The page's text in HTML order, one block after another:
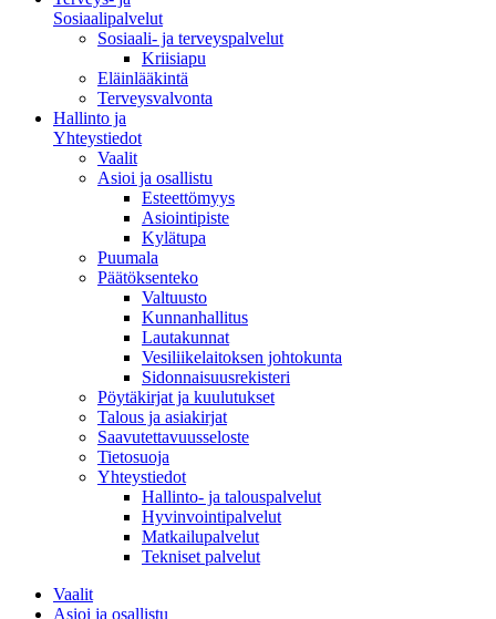
Sosiaalipalvelut
Sosiaali- ja terveyspalvelut
Kriisiapu
Eläinlääkintä
Terveysvalvonta
Hallinto ja
Yhteystiedot
Vaalit
Asioi ja osallistu
Esteettömyys
Asiointipiste
Kylätupa
Puumala
Päätöksenteko
Valtuusto
Kunnanhallitus
Lautakunnat
Vesiliikelaitoksen johtokunta
Sidonnaisuusrekisteri
Pöytäkirjat ja kuulutukset
Talous ja asiakirjat
Saavutettavuusseloste
Tietosuoja
Yhteystiedot
Hallinto- ja talouspalvelut
Hyvinvointipalvelut
Matkailupalvelut
Tekniset palvelut
Vaalit
Asioi ja osallistu